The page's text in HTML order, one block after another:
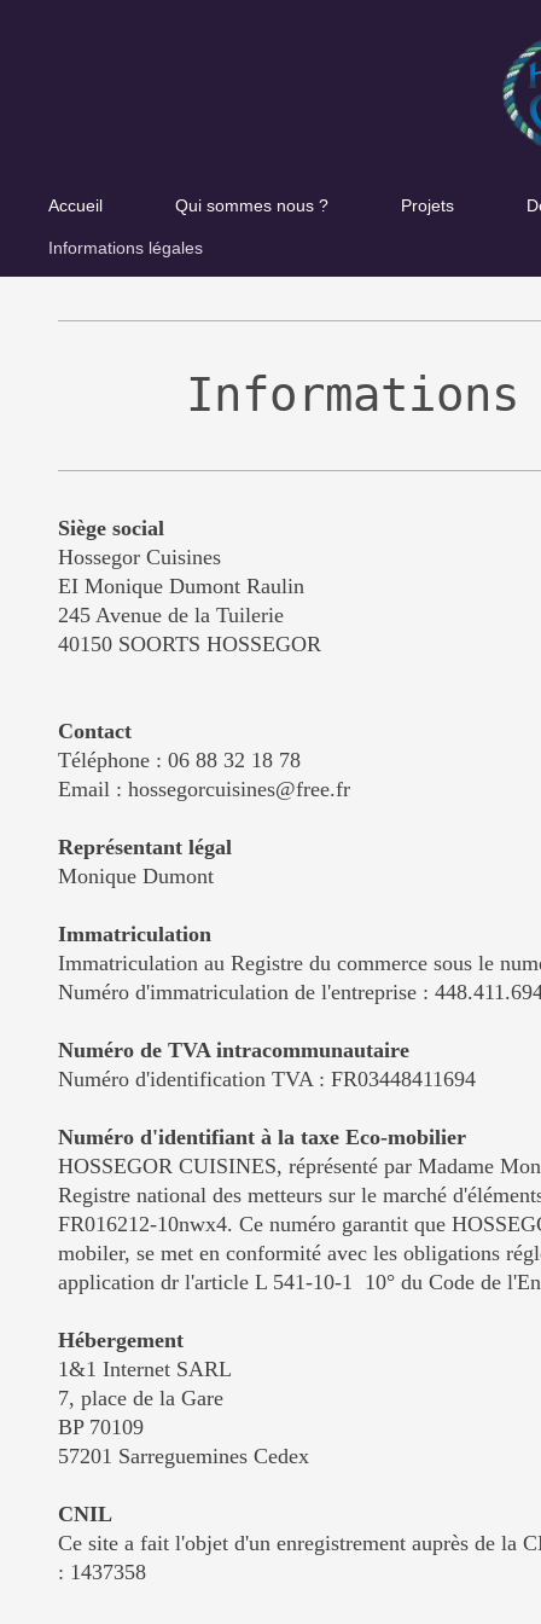
Accueil Qui sommes nous ? Projets
Informations légales
Siège social
Hossegor Cuisines
EI Monique Dumont Raulin
245 Avenue de la Tuilerie
40150 SOORTS HOSSEGOR
Contact
Téléphone : 06 88 32 18 78
Email : hossegorcuisines@free.fr
Représentant légal
Monique Dumont
Immatriculation
Immatriculation au Registre du commerce sous le
Numéro d'immatriculation de l'entreprise :
Numéro de TVA intracommunautaire
Numéro d'identification TVA : FR03448411694
Numéro d'identifiant à la taxe Eco-mobilier
HOSSEGOR CUISINES, réprésenté par Madame
Registre national des metteurs sur le marché
FR016212-10nwx4. Ce numéro garantit que
mobiler, se met en conformité avec les obligations
application dr l'article L 541-10-1 10° du Code de
Hébergement
1&1 Internet SARL
7, place de la Gare
BP 70109
57201 Sarreguemines Cedex
CNIL
Ce site a fait l'objet d'un enregistrement auprès de la
: 1437358